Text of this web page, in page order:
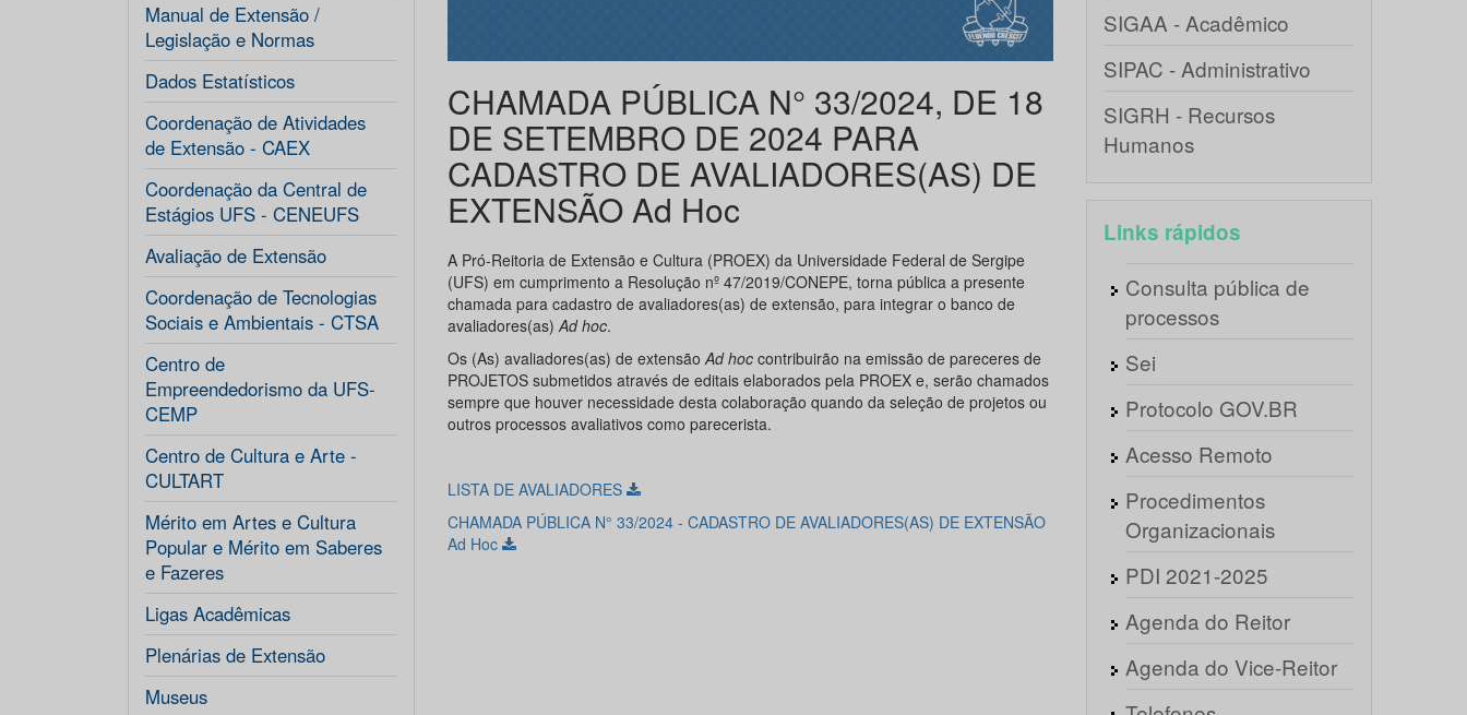
Manual de Extensão /
Legislação e Normas
Dados Estatísticos
Coordenação de Atividades
de Extensão - CAEX
Coordenação da Central de
Estágios UFS - CENEUFS
Avaliação de Extensão
Coordenação de Tecnologias
Sociais e Ambientais - CTSA
Centro de
Empreendedorismo da UFS-
CEMP
Centro de Cultura e Arte -
CULTART
Mérito em Artes e Cultura
Popular e Mérito em Saberes
e Fazeres
Ligas Acadêmicas
Plenárias de Extensão
Museus
CHAMADA PÚBLICA N° 33/2024, DE 18
DE SETEMBRO DE 2024 PARA
CADASTRO DE AVALIADORES(AS) DE
EXTENSÃO Ad Hoc
A Pró-Reitoria de Extensão e Cultura (PROEX) da Universidade Federal de Sergipe
(UFS) em cumprimento a Resolução nº 47/2019/CONEPE, torna pública a presente
chamada para cadastro de avaliadores(as) de extensão, para integrar o banco de
avaliadores(as)Ad hoc.
Os (As) avaliadores(as) de extensãoAd hoc contribuirão na emissão de pareceres de
PROJETOS submetidos através de editais elaborados pela PROEX e, serão chamados
sempre que houver necessidade desta colaboração quando da seleção de projetos ou
outros processos avaliativos como parecerista.
LISTA DE AVALIADORES
CHAMADA PÚBLICA N° 33/2024 - CADASTRO DE AVALIADORES(AS) DE EXTENSÃO
Ad Hoc
SIGAA - Acadêmico
SIPAC - Administrativo
SIGRH - Recursos
Humanos
Links rápidos
Consulta pública de
processos
Sei
Protocolo GOV.BR
Acesso Remoto
Procedimentos
Organizacionais
PDI 2021-2025
Agenda do Reitor
Agenda do Vice-Reitor